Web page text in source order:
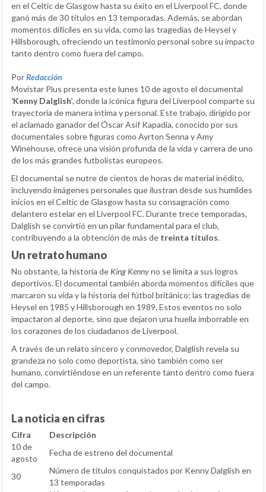
en el Celtic de Glasgow hasta su éxito en el Liverpool FC, donde
ganó más de 30 títulos en 13 temporadas. Además, se abordan
momentos difíciles en su vida, como las tragedias de Heysel y
Hillsborough, ofreciendo un testimonio personal sobre su impacto
tanto dentro como fuera del campo.
PorRedacción
Movistar Plus presenta este lunes 10 de agosto el documental
‘Kenny Dalglish’, donde la icónica figura del Liverpool comparte su
trayectoria de manera íntima y personal. Este trabajo, dirigido por
el aclamado ganador del Óscar Asif Kapadia, conocido por sus
documentales sobre figuras como Ayrton Senna y Amy
Winehouse, ofrece una visión profunda de la vida y carrera de uno
de los más grandes futbolistas europeos.
El documental se nutre de cientos de horas de material inédito,
incluyendo imágenes personales que ilustran desde sus humildes
inicios en el Celtic de Glasgow hasta su consagración como
delantero estelar en el Liverpool FC. Durante trece temporadas,
Dalglish se convirtió en un pilar fundamental para el club,
contribuyendo a la obtención de más de treinta títulos.
Un retrato humano
No obstante, la historia de King Kennyno se limita a sus logros
deportivos. El documental también aborda momentos difíciles que
marcaron su vida y la historia del fútbol británico: las tragedias de
Heysel en 1985 y Hillsborough en 1989. Estos eventos no solo
impactaron al deporte, sino que dejaron una huella imborrable en
los corazones de los ciudadanos de Liverpool.
A través de un relato sincero y conmovedor, Dalglish revela su
grandeza no solo como deportista, sino también como ser
humano, convirtiéndose en un referente tanto dentro como fuera
del campo.
La noticia en cifras
Cifra
Descripción
10 de
agosto
Fecha de estreno del documental
30
Número de títulos conquistados por Kenny Dalglish en
13 temporadas